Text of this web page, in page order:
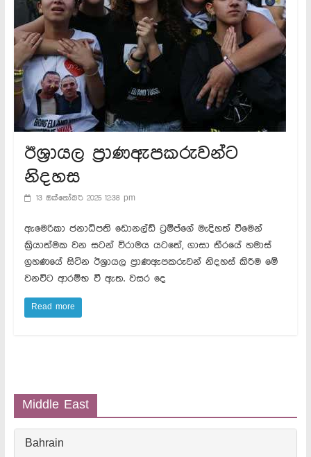
ඊශ්‍රායල ප්‍රාණඇපකරුවන්ට
නිදහස
13 ඔක්තෝබර් 2025 12:38 pm
ඇමෙරිකා ජනාධිපති ඩොනල්ඩ් ට්‍රම්ප්ගේ මැදිහත් වීමෙන්
ක්‍රියාත්මක වන සටන් විරාමය යටතේ, ගාසා තීරයේ හමාස්
ග්‍රහණයේ සිටින ඊශ්‍රායල ප්‍රාණඇපකරුවන් නිදහස් කිරීම මේ
වනවිට ආරම්භ වී ඇත. වසර දෙ
Read more
Middle East
Bahrain